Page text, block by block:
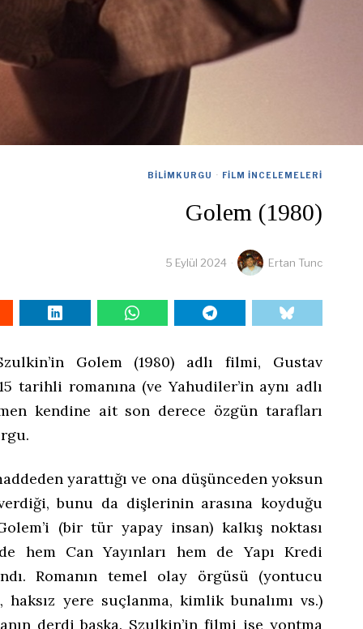
BILIMKURGU · FILM İNCELEMELERI
Golem (1980)
5 Eylül 2024 Ertan Tunc
Golem (1980) adlı filmi, Gustav
tarihli romanına (ve Yahudiler’in aynı adlı
kendine ait son derece özgün tarafları
yarattığı ve ona düşünceden yoksun
bunu da dişlerinin arasına koyduğu
(bir tür yapay insan) kalkış noktası
hem Can Yayınları hem de Yapı Kredi
Romanın temel olay örgüsü (yontucu
yere suçlanma, kimlik bunalımı vs.)
derdi başka. Szulkin’in filmi ise yontma